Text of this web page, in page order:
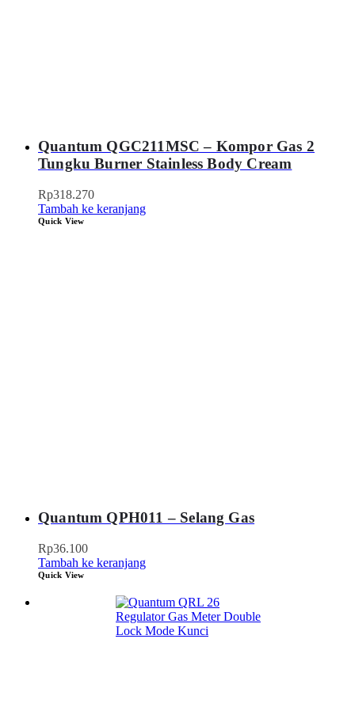
Quantum QGC211MSC – Kompor Gas 2
Tungku Burner Stainless Body Cream
Rp318.270
Tambah ke keranjang
Quick View
Quantum QPH011 – Selang Gas
Rp36.100
Tambah ke keranjang
Quick View